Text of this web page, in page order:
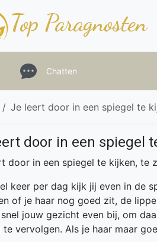
Top Paragnosten
Chatten
Je leert door in een spiegel te
door in een spiegel
door in een spiegel te kijken, te
keer per dag kijk jij even in de
of je haar nog goed zit, de
jouw gezicht even bij, om
te vervolgen. Als je haar maar